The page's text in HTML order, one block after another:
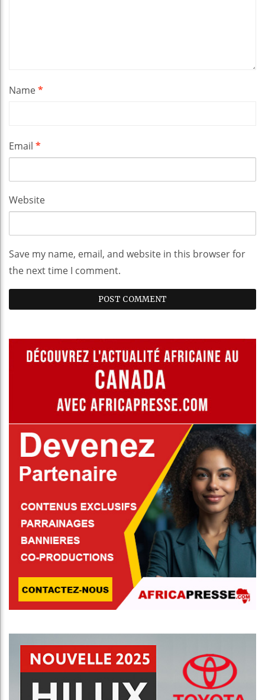
Name*
Email *
Website
Save my name, email, and website in this browser for
the next time I comment.